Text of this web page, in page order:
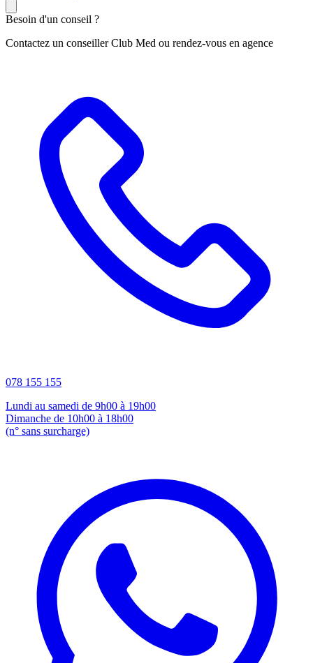
Besoin d'un conseil ?
Contactez un conseiller Club Med ou rendez-vous en agence
078 155 155
Lundi au samedi de 9h00 à 19h00
Dimanche de 10h00 à 18h00
(n° sans surcharge)